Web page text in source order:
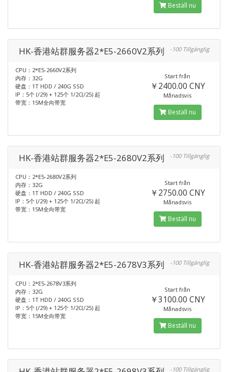
Beställ nu
HK-香港站群服务器2*E5-2660V2系列 -100 Tillgänglig
CPU：2*E5-2660V2系列
内存：32G
硬盘：1T HDD / 240G SSD
IP：5个 (/29) + 125个 1/2C(/25) 起
带宽：15M全向带宽
Start från
￥2400.00 CNY
Månadsvis
Beställ nu
HK-香港站群服务器2*E5-2680V2系列 -100 Tillgänglig
CPU：2*E5-2680V2系列
内存：32G
硬盘：1T HDD / 240G SSD
IP：5个 (/29) + 125个 1/2C(/25) 起
带宽：15M全向带宽
Start från
￥2750.00 CNY
Månadsvis
Beställ nu
HK-香港站群服务器2*E5-2678V3系列 -100 Tillgänglig
CPU：2*E5-2678V3系列
内存：32G
硬盘：1T HDD / 240G SSD
IP：5个 (/29) + 125个 1/2C(/25) 起
带宽：15M全向带宽
Start från
￥3100.00 CNY
Månadsvis
Beställ nu
-100 Tillgänglig